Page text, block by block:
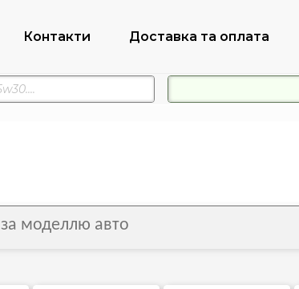
Контакти Доставка та оплата
за моделлю авто